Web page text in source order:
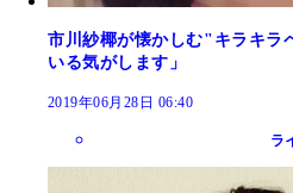
市川紗椰が懐かしむ"キラキラ
いる気がします」
2019年06月28日 06:40
ラ